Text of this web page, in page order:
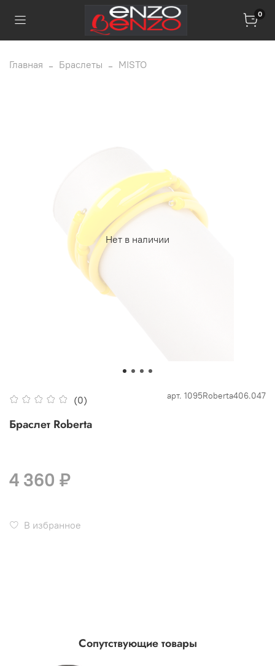
0
Главная Браслеты MISTO
Нет в наличии
(0) арт. 1095Roberta406.047
Браслет Roberta
4 360 ₽
В избранное
Сопутствующие товары